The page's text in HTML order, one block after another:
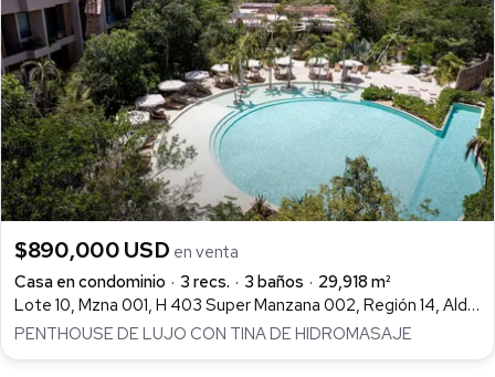
$890,000 USD en venta
Casa en condominio
3 recs. 3 baños
29,918 m²
Lote 10, Mzna 001, H 403 Super Manzana 002, Región 14, Aldea Zamá, Tulum
PENTHOUSE DE LUJO CON TINA DE HIDROMASAJE